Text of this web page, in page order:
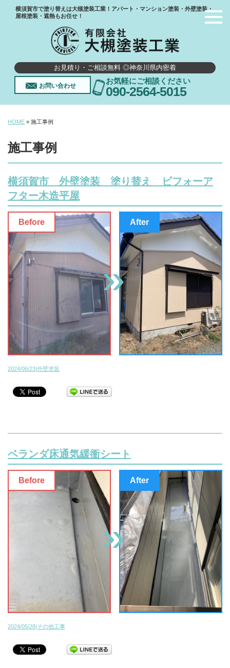
横須賀市で塗り替えは大槻塗装工業！アパート・マンション塗装・外壁塗装・
屋根塗装・遮熱もお任せ！
お見積り・ご相談無料 ◎神奈川県内密着
お問い合わせ
お気軽にご相談ください
090-2564-5015
HOME » 施工事例
施工事例
横須賀市 外壁塗装 塗り替え ビフォーア
フター木造平屋
2024/06/23|外壁塗装
ベランダ床通気緩衝シート
2024/05/28|その他工事